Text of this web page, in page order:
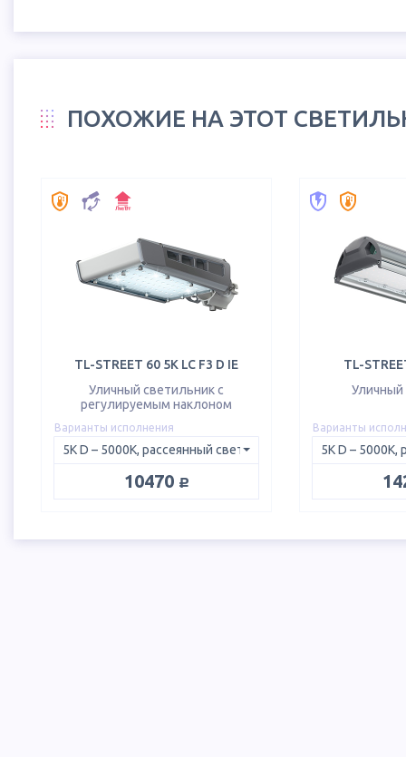
ПОХОЖИЕ НА ЭТОТ
TL-STREET 60 5K LC F3 D IE
Уличный светильник с
регулируемым наклоном
Варианты исполнения
10470 руб.
TL-
Уличный
Варианты